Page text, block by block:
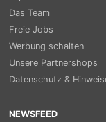
Das Team
Freie Jobs
Werbung schalten
Unsere Partnershops
Datenschutz &
NEWSFEED